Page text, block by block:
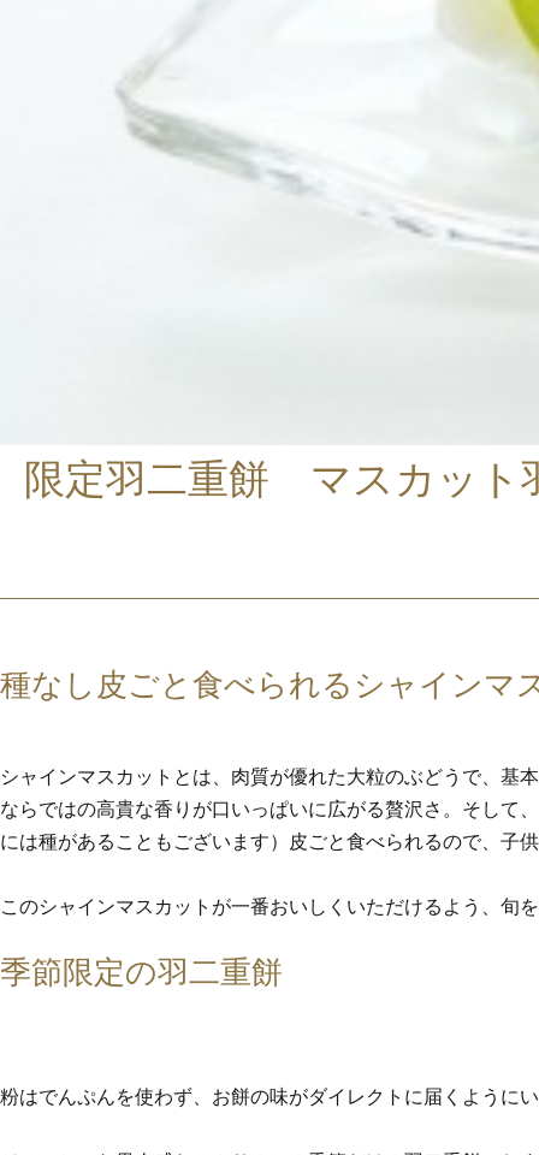
限定羽二重餅 マスカット
種なし皮ごと食べられるシャインマ
シャインマスカットとは、肉質が優れた大粒のぶどうで、基
ならではの高貴な香りが口いっぱいに広がる贅沢さ。そして
には種があることもございます）皮ごと食べられるので、子
このシャインマスカットが一番おいしくいただけるよう、旬
季節限定の羽二重餅
粉はでんぷんを使わず、お餅の味がダイレクトに届くように